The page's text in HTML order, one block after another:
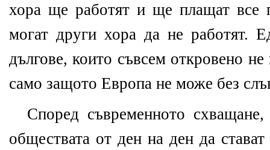
хора ще работят и ще плащат все
могат други хора да не работят.
дългове, които съвсем откровено
само защото Европа не може без
Според съвременното
обществата от ден на ден да